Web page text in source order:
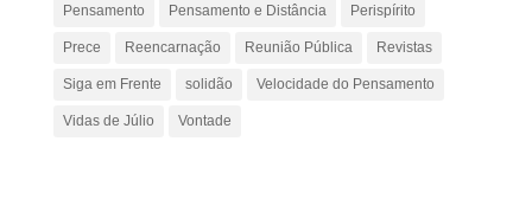
Pensamento Pensamento e Distância Perispírito
Prece Reencarnação Reunião Pública Revistas
Siga em Frente solidão Velocidade do Pensamento
Vidas de Júlio Vontade